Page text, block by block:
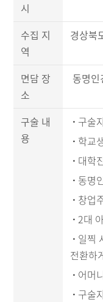
시
수집 지
역
경상북
면담 장
소
동명인
구술 내
용
· 구술
· 학교
· 대학
· 동명
· 창업
· 2대
· 일찍
전환하
· 어머
· 구술